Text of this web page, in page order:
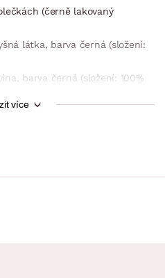
(černě lakovaný
látka, barva černá (složení:
barva černá (složení: 100%
výškově nastavitelná
sedákem
nebo houpací, aretace
více